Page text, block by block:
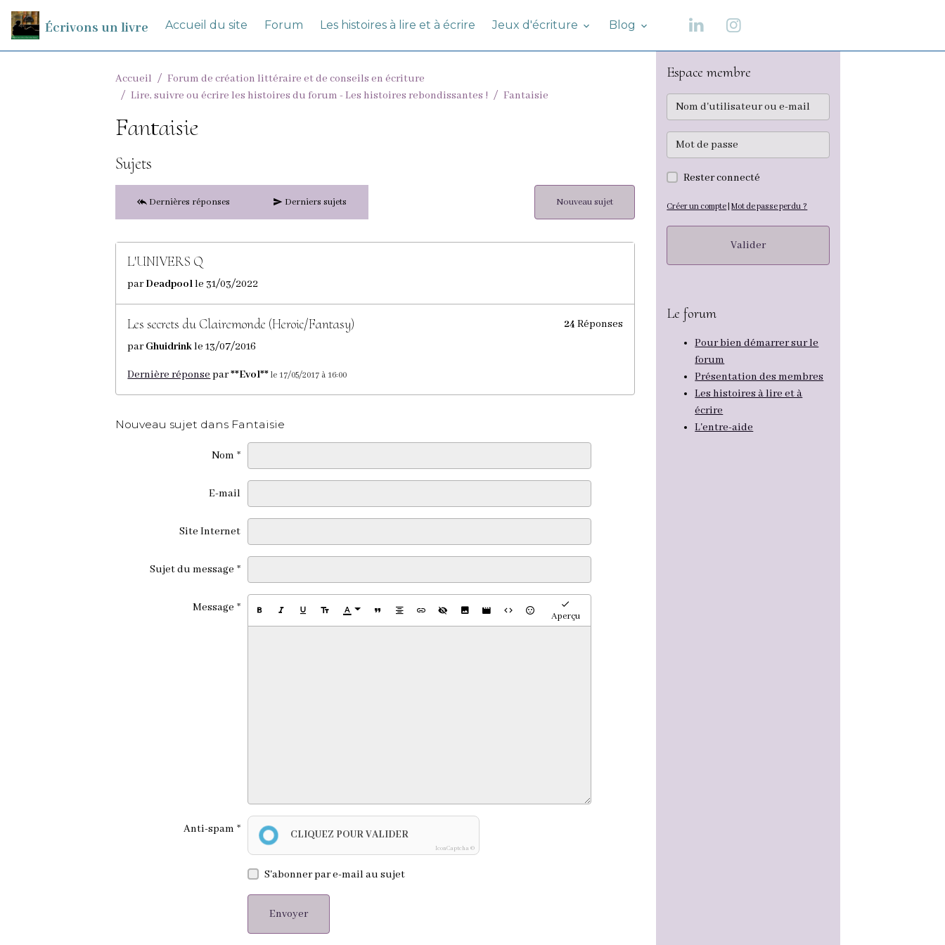
Écrivons un livre Accueil du site Forum Les histoires à lire et à écrire Jeux d'écriture Blog
Accueil
Forum de création littéraire et de conseils en écriture
Lire, suivre ou écrire les histoires du forum - Les histoires rebondissantes !
Fantaisie
Fantaisie
Sujets
Dernières réponses Derniers sujets Nouveau sujet
L'UNIVERS Q
parDeadpoolle 31/03/2022
Les secrets du Clairemonde (Heroic/Fantasy) 24Réponses
parGhuidrinkle 13/07/2016
Dernière réponse par**Evol** le 17/05/2017 à 16:00
Nouveau sujet dans Fantaisie
Nom
E-mail
Site Internet
Sujet du message
Message
Aperçu
Anti-spam CLIQUEZ POUR VALIDER
IconCaptcha ©
S'abonner par e-mail au sujet
Envoyer
Espace membre
Rester connecté
Créer un compte |Mot de passe perdu ?
Valider
Le forum
Pour bien démarrer sur le
forum
Présentation des membres
Les histoires à lire et à
écrire
L'entre-aide